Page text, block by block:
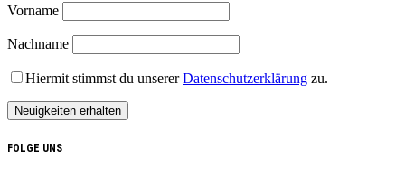
Vorname
Nachname
Hiermit stimmst du unsererDatenschutzerklärung zu.
FOLGE UNS